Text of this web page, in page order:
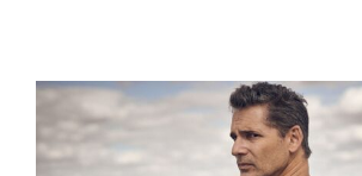
View
Larger
Image